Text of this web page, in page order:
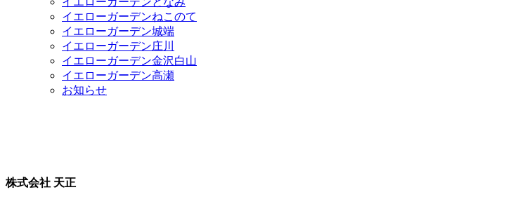
イエローガーデンねこのて
イエローガーデン城端
イエローガーデン庄川
イエローガーデン金沢白山
イエローガーデン高瀬
お知らせ
株式会社 天正